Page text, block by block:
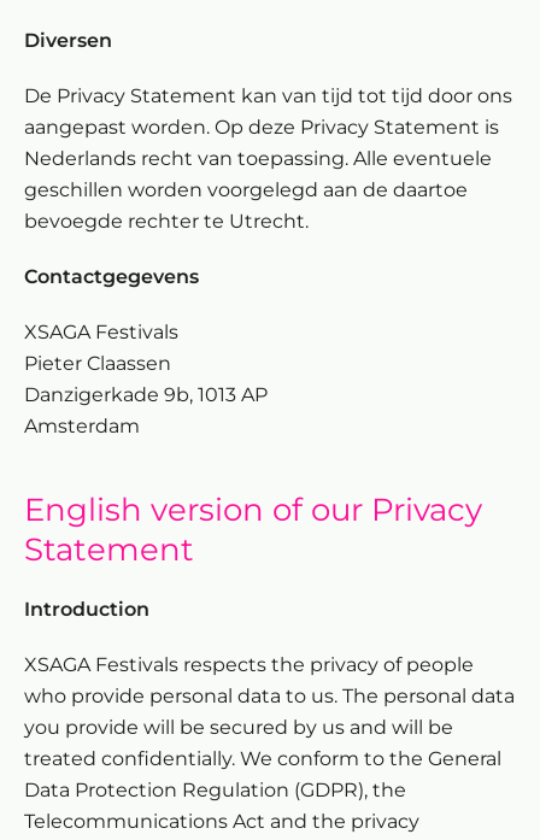
Diversen
De Privacy Statement kan van tijd tot tijd door ons
aangepast worden. Op deze Privacy Statement is
Nederlands recht van toepassing. Alle eventuele
geschillen worden voorgelegd aan de daartoe
bevoegde rechter te Utrecht.
Contactgegevens
XSAGA Festivals
Pieter Claassen
Danzigerkade 9b, 1013 AP
Amsterdam
English version of our Privacy
Statement
Introduction
XSAGA Festivals respects the privacy of people
who provide personal data to us. The personal data
you provide will be secured by us and will be
treated confidentially. We conform to the General
Data Protection Regulation (GDPR), the
Telecommunications Act and the privacy